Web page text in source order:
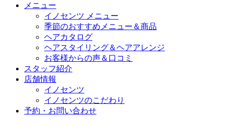
メニュー
イノセンツ メニュー
季節のおすすめメニュー＆商品
ヘアカタログ
ヘアスタイリング＆ヘアアレンジ
お客様からの声＆口コミ
スタッフ紹介
店舗情報
イノセンツ
イノセンツのこだわり
予約・お問い合わせ